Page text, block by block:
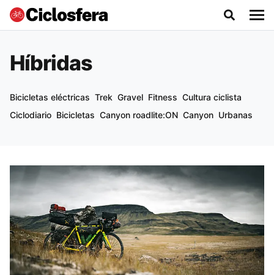
Híbridas
Bicicletas eléctricas Trek Gravel Fitness Cultura ciclista
Ciclodiario Bicicletas Canyon roadlite:ON Canyon Urbanas